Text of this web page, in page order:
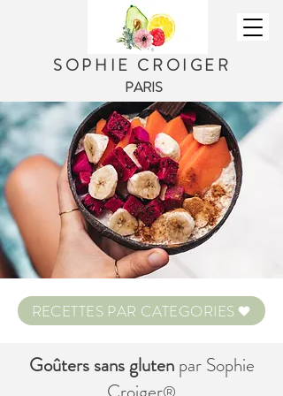
SOPHIE CROIGER
PARIS
RECETTES PAR CATEGORIES
Goûters sans glutenpar Sophie